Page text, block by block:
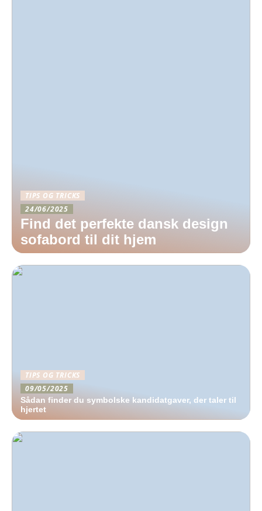
TIPS OG TRICKS
24/06/2025
Find det perfekte dansk design
sofabord til dit hjem
TIPS OG TRICKS
09/05/2025
Sådan finder du symbolske kandidatgaver, der taler til
hjertet